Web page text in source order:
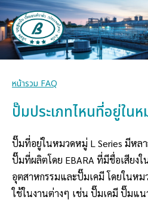
หน้ารวม FAQ
ปั๊มประเภทไหนที่อยู่ใน
ปั๊มที่อยู่ในหมวดหมู่ L Series มีหล
ปั๊มที่ผลิตโดย EBARA ที่มีชื่อเสียง
อุตสาหกรรมและปั๊มเคมี โดยในห
ใช้ในงานต่างๆ เช่น ปั๊มเคมี ปั๊มแ